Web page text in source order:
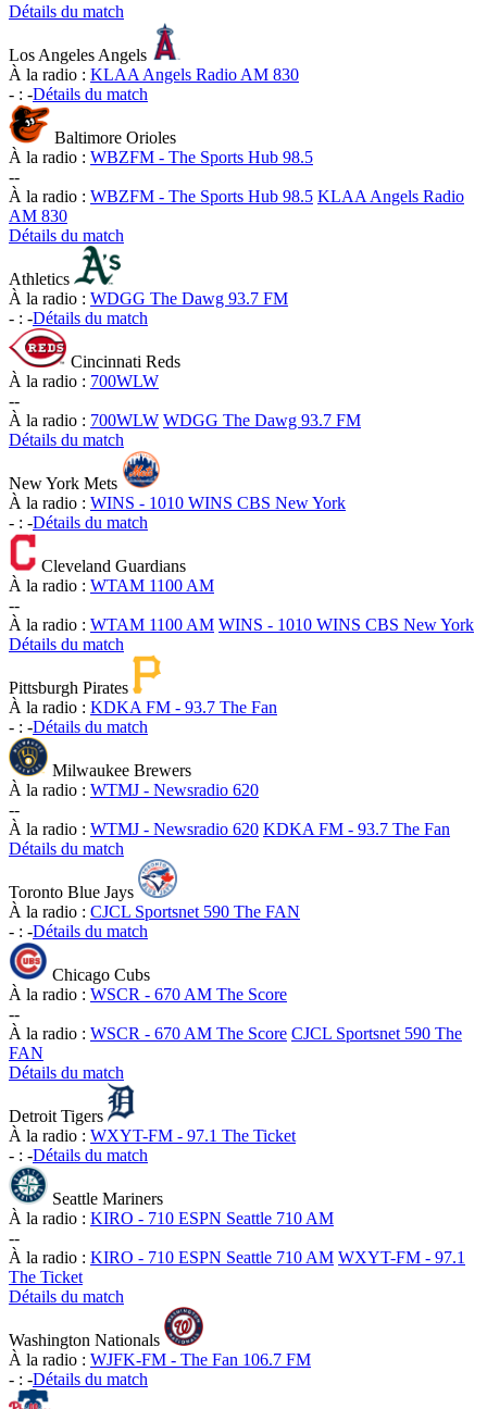
Détails du match
Los Angeles Angels
À la radio : KLAA Angels Radio AM 830
- : -Détails du match
Baltimore Orioles
À la radio : WBZFM - The Sports Hub 98.5
--
À la radio : WBZFM - The Sports Hub 98.5 KLAA Angels Radio
AM 830
Détails du match
Athletics
À la radio : WDGG The Dawg 93.7 FM
- : -Détails du match
Cincinnati Reds
À la radio : 700WLW
--
À la radio : 700WLW WDGG The Dawg 93.7 FM
Détails du match
New York Mets
À la radio : WINS - 1010 WINS CBS New York
- : -Détails du match
Cleveland Guardians
À la radio : WTAM 1100 AM
--
À la radio : WTAM 1100 AM WINS - 1010 WINS CBS New York
Détails du match
Pittsburgh Pirates
À la radio : KDKA FM - 93.7 The Fan
- : -Détails du match
Milwaukee Brewers
À la radio : WTMJ - Newsradio 620
--
À la radio : WTMJ - Newsradio 620 KDKA FM - 93.7 The Fan
Détails du match
Toronto Blue Jays
À la radio : CJCL Sportsnet 590 The FAN
- : -Détails du match
Chicago Cubs
À la radio : WSCR - 670 AM The Score
--
À la radio : WSCR - 670 AM The Score CJCL Sportsnet 590 The
FAN
Détails du match
Detroit Tigers
À la radio : WXYT-FM - 97.1 The Ticket
- : -Détails du match
Seattle Mariners
À la radio : KIRO - 710 ESPN Seattle 710 AM
--
À la radio : KIRO - 710 ESPN Seattle 710 AM WXYT-FM - 97.1
The Ticket
Détails du match
Washington Nationals
À la radio : WJFK-FM - The Fan 106.7 FM
- : -Détails du match